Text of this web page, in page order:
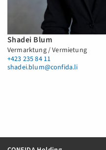
Shadei Blum
Vermarktung / Vermietung
+423 235 84 11
shadei.blum@confida.li